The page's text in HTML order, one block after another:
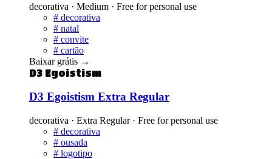
decorativa · Medium · Free for personal use
# decorativa
# natal
# convite
# cartão
Baixar grátis →
D3 Egoistism
D3 Egoistism Extra Regular
decorativa · Extra Regular · Free for personal use
# decorativa
# ousada
# logotipo